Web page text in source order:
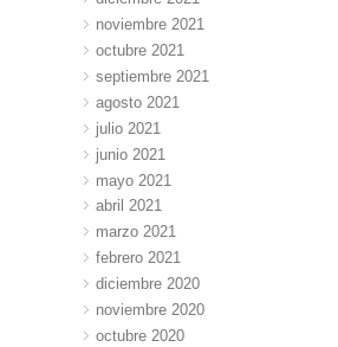
noviembre 2021
octubre 2021
septiembre 2021
agosto 2021
julio 2021
junio 2021
mayo 2021
abril 2021
marzo 2021
febrero 2021
diciembre 2020
noviembre 2020
octubre 2020